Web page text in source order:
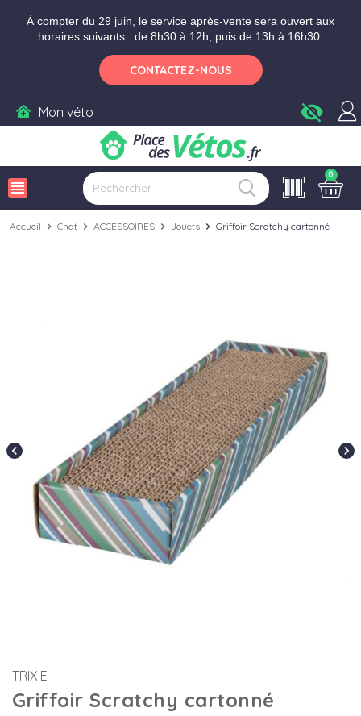
À compter du 29 juin, le service après-vente sera ouvert aux
horaires suivants : de 8h30 à 12h, puis de 13h à 16h30.
CONTACTEZ-NOUS
Mon véto visibility_off
view_headline
0
Accueil chevron_right Chat chevron_right ACCESSOIRES chevron_right Jouets chevron_right Griffoir Scratchy cartonné
chevron_left chevron_right
TRIXIE
Griffoir Scratchy cartonné